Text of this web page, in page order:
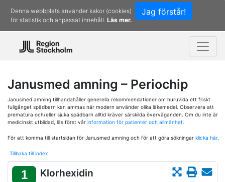
Jag förstår!
Denna webbplats använder kakor (cookies)
för statistik och anpassat innehåll. Läs mer.
Janusmed amning – Periochip
Janusmed amning tillhandahåller generella rekommendationer om huruvida ett friskt
fullgånget spädbarn kan ammas när modern använder olika läkemedel. Observera att
prematura och/eller sjuka spädbarn alltid kräver särskilda överväganden. Om du inte är
medicinskt utbildad, läs först vår information för patienter och allmänhet.
För att komma till startsidan för Janusmed amning och för att göra sökningar klicka här.
Tillbaka till index
1 Klorhexidin